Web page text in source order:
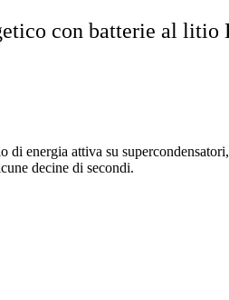
con batterie al litio
energia attiva su
decine di secondi.